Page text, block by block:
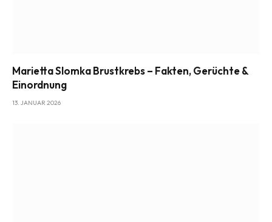
Marietta Slomka Brustkrebs – Fakten, Gerüchte &
Einordnung
13. JANUAR 2026